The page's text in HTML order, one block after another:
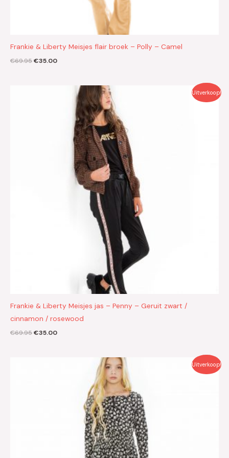
Frankie & Liberty Meisjes flair broek – Polly – Camel
€69.95€35.00
Uitverkoop!
Frankie & Liberty Meisjes jas – Penny – Geruit zwart /
cinnamon / rosewood
€69.95
Oorspronkelijke
€35.00
Huidige
€35.00.
Uitverkoop!